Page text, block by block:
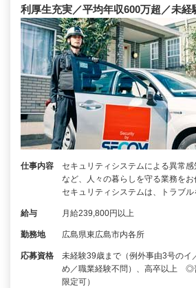
利厚生充実／平均年収600万超／未経
仕事内容
セキュリティシステムによる異常
など、人々の暮らしを守る業務を
セキュリティシステムは、トラブ
給与 月給239,800円以上
勤務地 広島県東広島市内各所
応募資格
未経験39歳まで（例外事由3号のイ
め／職業経験不問）、高卒以上 ◎
限定可）